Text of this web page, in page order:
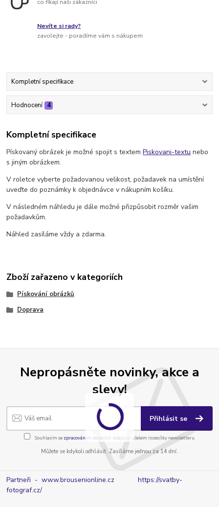
co říkají naši zákazníci
Nevíte si rady?
zavolejte - poradíme vám s nákupem
Kompletní specifikace
Hodnocení 4
Kompletní specifikace
Pískovaný obrázek je možné spojit s textemPiskovani-textu nebo
s jiným obrázkem.
V roletce vyberte požadovanou velikost, požadavek na umístění
uveďte do poznámky k objednávce v nákupním košíku.
V následném náhledu je dále možné přizpůsobit rozměr vašim
požadavkům.
Náhled zasíláme vždy a zdarma.
Zboží zařazeno v kategoriích
Pískování obrázků
Doprava
Nepropásněte novinky, akce a
slevy!
Přihlásit se
Souhlasím se zpracováním osobních údajůza účelem rozesílky newsletteru.
Můžete se kdykoli odhlásit. Zasíláme jednou za 14 dní.
Partneři - www.brousenionline.czhttps://svatby-
fotograf.cz/